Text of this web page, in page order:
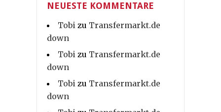
NEUESTE KOMMENTARE
Tobi zu Transfermarkt.de
down
Tobi zu Transfermarkt.de
down
Tobi zu Transfermarkt.de
down